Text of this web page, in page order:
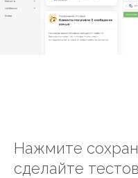
Нажмите
сделайте